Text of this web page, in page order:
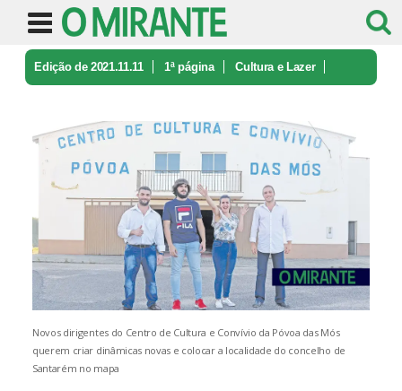
Edição de 2021.11.11 1ª página Cultura e Lazer
Novos dirigentes do Centro de Cultura e Convívio da Póvoa das Mós
querem criar dinâmicas novas e colocar a localidade do concelho de
Santarém no mapa